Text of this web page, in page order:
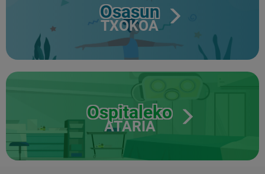
Osasun
TXOKOA
Ospitaleko
ATARIA